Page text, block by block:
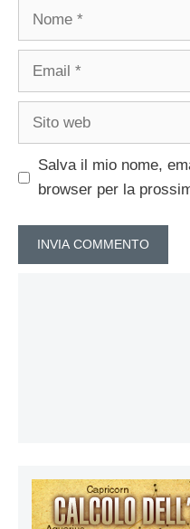
Nome
Email
Sito
Salva il mio nome,
browser per la